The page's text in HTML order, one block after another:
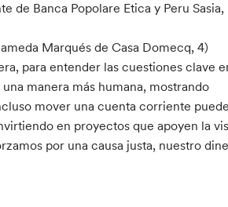
de Banca Popolare Etica y Peru Sasia,
Marqués de Casa Domecq, 4)
para entender las cuestiones clave
manera más humana, mostrando
mover una cuenta corriente
en proyectos que apoyen la
por una causa justa, nuestro